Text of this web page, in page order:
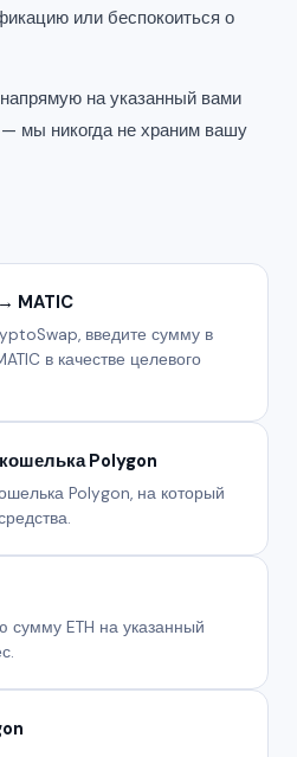
или беспокоиться о
на указанный вами
мы никогда не храним вашу
MATIC
введите сумму в
в качестве целевого
Polygon
Polygon, на который
сумму ETH на указанный